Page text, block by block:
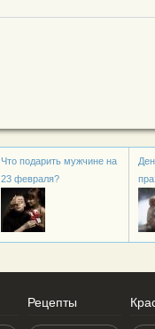
Что подарить мужчине на
23 февраля?
Рецепты